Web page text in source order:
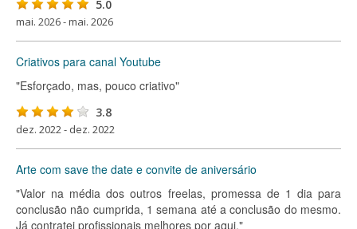
5.0
mai. 2026 - mai. 2026
Criativos para canal Youtube
"Esforçado, mas, pouco criativo"
3.8
dez. 2022 - dez. 2022
Arte com save the date e convite de aniversário
"Valor na média dos outros freelas, promessa de 1 dia para
conclusão não cumprida, 1 semana até a conclusão do mesmo.
Já contratei profissionais melhores por aqui."